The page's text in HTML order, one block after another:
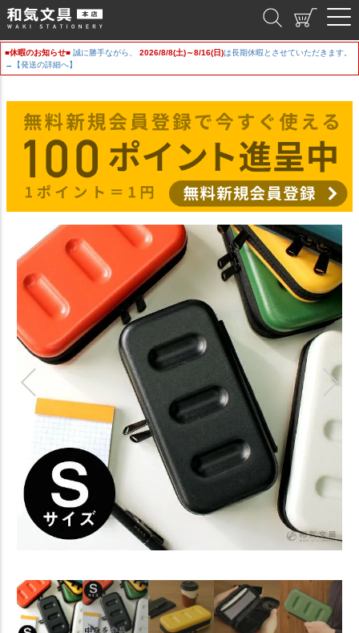
■休暇のお知らせ■ 誠に勝手ながら、 2026/8/8(土)～8/16(日)は長期休暇とさせていただきます。
→【発送の詳細へ】